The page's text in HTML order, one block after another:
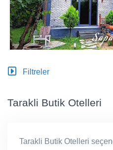
Filtreler
Tarakli Butik Otelleri
Tarakli Butik Otelleri